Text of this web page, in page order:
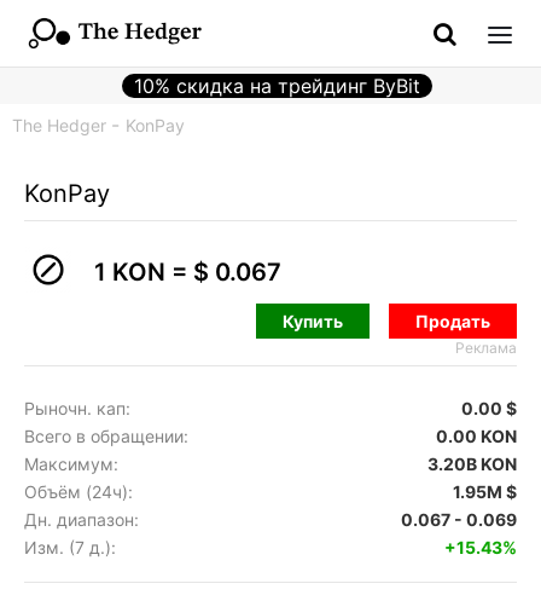
10% скидка на трейдинг ByBit
The Hedger KonPay
KonPay
1 KON = $ 0.067
Купить Продать
Реклама
Рыночн. кап:
0.00 $
Всего в обращении:
0.00 KON
Максимум:
3.20B KON
Объём (24ч):
1.95M $
Дн. диапазон:
0.067 - 0.069
Изм. (7 д.):
+15.43%